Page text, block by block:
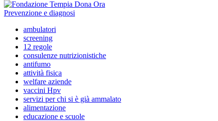
Prevenzione e diagnosi
ambulatori
screening
12 regole
consulenze nutrizionistiche
antifumo
attività fisica
welfare aziende
vaccini Hpv
servizi per chi si è già ammalato
alimentazione
educazione e scuole